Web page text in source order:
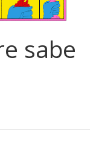
sabe